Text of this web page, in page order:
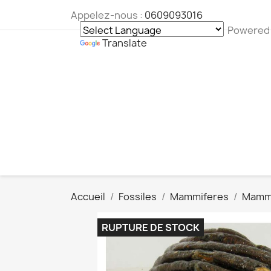
Appelez-nous : 0609093016
Translate
Accueil Fossiles Mammiferes
RUPTURE DE STOCK